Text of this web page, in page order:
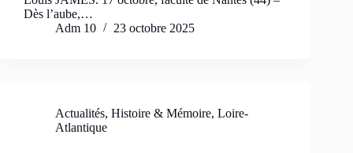
Dès l’aube,…
Adm 10
23 octobre 2025
Actualités, Histoire & Mémoire, Loire-
Atlantique